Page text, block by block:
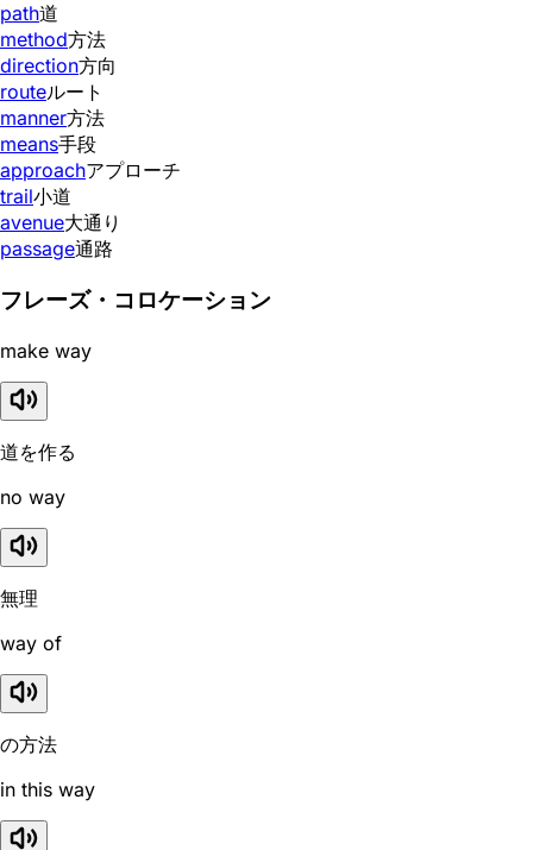
path道
method方法
direction方向
routeルート
manner方法
means手段
approachアプローチ
trail小道
avenue大通り
passage通路
フレーズ・コロケーション
make way
道を作る
no way
無理
way of
の方法
in this way